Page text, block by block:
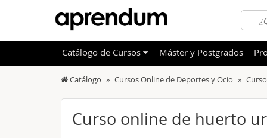
OFERTAS DESTACADAS
Catálogo Cursos Online de Deportes y Ocio
Curso online de huerto
Catálogo de Cursos Máster y Postgrados